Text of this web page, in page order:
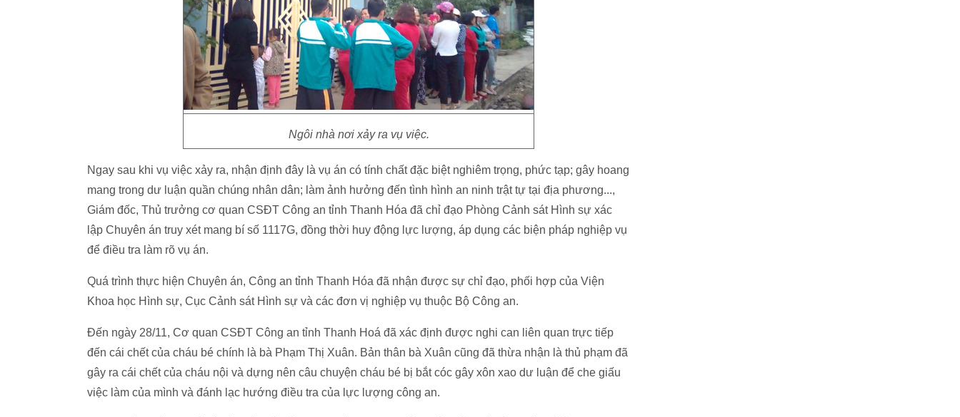
Ngôi nhà nơi xảy ra vụ việc.
Ngay sau khi vụ việc xảy ra, nhận định đây là vụ án có tính chất đặc biệt nghiêm trọng, phức tạp; gây hoang
mang trong dư luận quần chúng nhân dân; làm ảnh hưởng đến tình hình an ninh trật tự tại địa phương...,
Giám đốc, Thủ trưởng cơ quan CSĐT Công an tỉnh Thanh Hóa đã chỉ đạo Phòng Cảnh sát Hình sự xác
lập Chuyên án truy xét mang bí số 1117G, đồng thời huy động lực lượng, áp dụng các biện pháp nghiệp vụ
để điều tra làm rõ vụ án.
Quá trình thực hiện Chuyên án, Công an tỉnh Thanh Hóa đã nhận được sự chỉ đạo, phối hợp của Viện
Khoa học Hình sự, Cục Cảnh sát Hình sự và các đơn vị nghiệp vụ thuộc Bộ Công an.
Đến ngày 28/11, Cơ quan CSĐT Công an tỉnh Thanh Hoá đã xác định được nghi can liên quan trực tiếp
đến cái chết của cháu bé chính là bà Phạm Thị Xuân. Bản thân bà Xuân cũng đã thừa nhận là thủ phạm đã
gây ra cái chết của cháu nội và dựng nên câu chuyện cháu bé bị bắt cóc gây xôn xao dư luận để che giấu
việc làm của mình và đánh lạc hướng điều tra của lực lượng công an.